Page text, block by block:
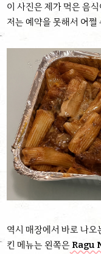
이 사진은 제가 먹은 음
저는 예약을 못해서 어쩔
역시 매장에서 바로 나오
킨 메뉴는 왼쪽은 Ragu